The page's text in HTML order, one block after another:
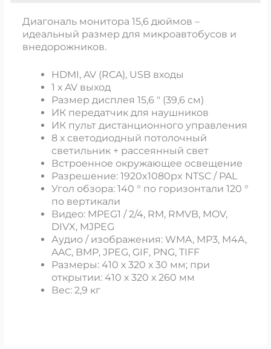
Диагональ монитора 15,6 дюймов –
идеальный размер для микроавтобусов и
внедорожников.
HDMI, AV (RCA), USB входы
1 х AV выход
Размер дисплея 15,6 ″ (39,6 см)
ИК передатчик для наушников
ИК пульт дистанционного управления
8 х светодиодный потолочный
светильник + рассеянный свет
Встроенное окружающее освещение
Разрешение: 1920x1080px NTSC / PAL
Угол обзора: 140 ° по горизонтали 120 °
по вертикали
Видео: MPEG1 / 2/4, RM, RMVB, MOV,
DIVX, MJPEG
Аудио / изображения: WMA, MP3, M4A,
AAC, BMP, JPEG, GIF, PNG, TIFF
Размеры: 410 х 320 х 30 мм; при
открытии: 410 х 320 х 260 мм
Вес: 2,9 кг